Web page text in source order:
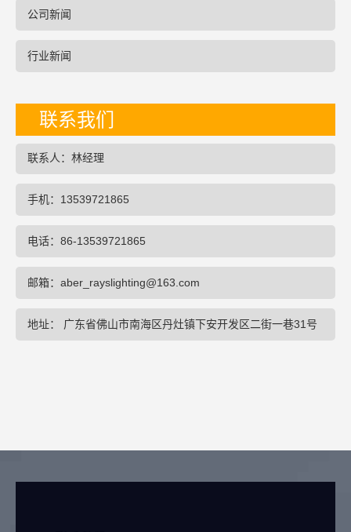
公司新闻
行业新闻
联系我们
联系人：林经理
手机：13539721865
电话：86-13539721865
邮箱：aber_rayslighting@163.com
地址： 广东省佛山市南海区丹灶镇下安开发区二街一巷31号